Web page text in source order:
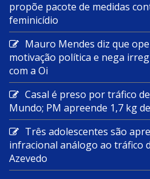
propõe pacote de medidas
feminicídio
Mauro Mendes diz que
motivação política e nega
com a Oi
Casal é preso por tráfico
Mundo; PM apreende 1,7 kg
Três adolescentes são
infracional análogo ao tráfico
Azevedo